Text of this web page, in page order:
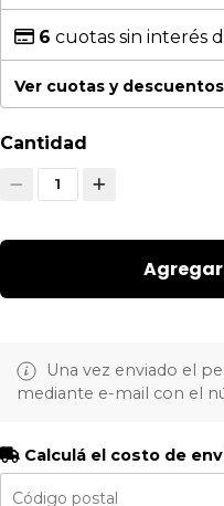
6 cuotas sin interés
Ver cuotas y descuentos
Cantidad
1
Una vez enviado el
mediante e-mail con el
Calculá el costo de